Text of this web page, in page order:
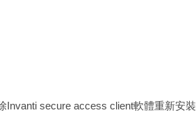
secure access client軟體重新安裝